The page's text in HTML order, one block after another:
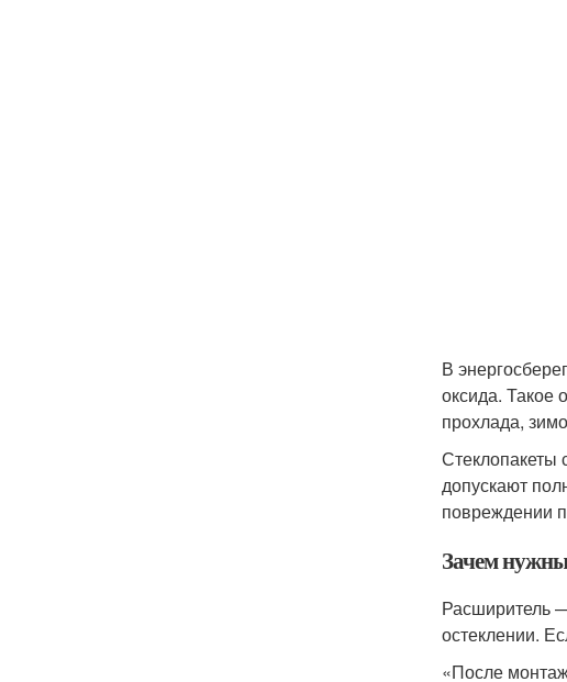
В
оксида. Такое
прохлада,
Стеклопакеты
допускают
повреждении
Зачем
Расширитель
остеклении.
«После